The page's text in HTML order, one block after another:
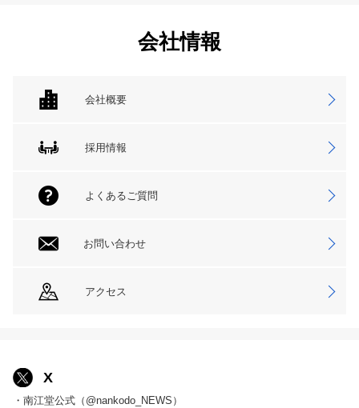
会社情報
会社概要
採用情報
よくあるご質問
お問い合わせ
アクセス
X
・南江堂公式（@nankodo_NEWS）